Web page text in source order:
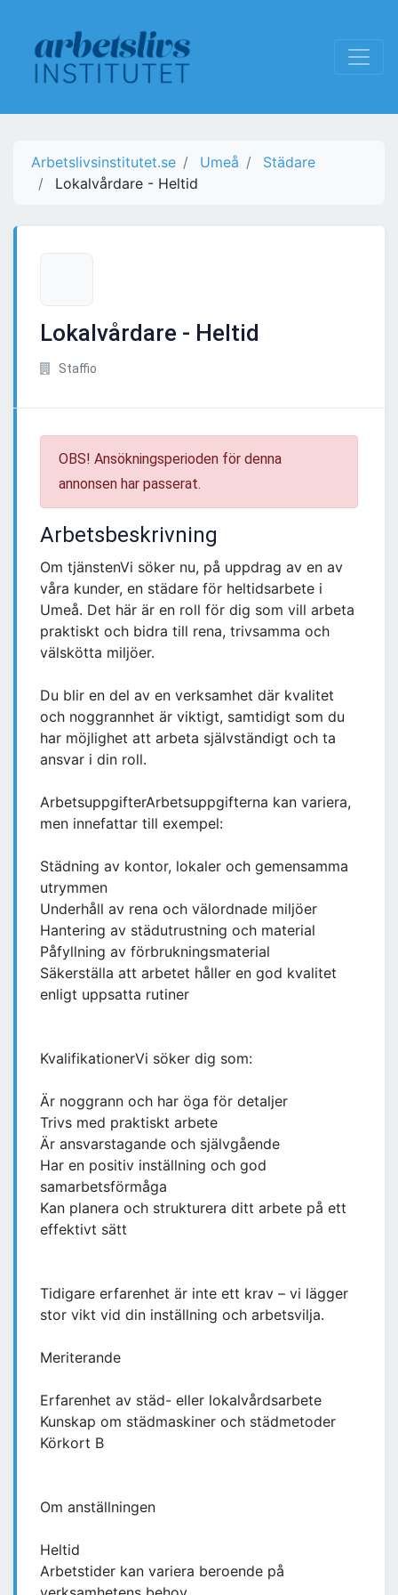
Arbetslivsinstitutet.se Umeå
Städare
Lokalvårdare - Heltid
Lokalvårdare - Heltid
Staffio
OBS! Ansökningsperioden för denna
annonsen har passerat.
Arbetsbeskrivning
Om tjänstenVi söker nu, på uppdrag av en av
våra kunder, en städare för heltidsarbete i
Umeå. Det här är en roll för dig som vill arbeta
praktiskt och bidra till rena, trivsamma och
välskötta miljöer.
Du blir en del av en verksamhet där kvalitet
och noggrannhet är viktigt, samtidigt som du
har möjlighet att arbeta självständigt och ta
ansvar i din roll.
ArbetsuppgifterArbetsuppgifterna kan variera,
men innefattar till exempel:
Städning av kontor, lokaler och gemensamma
utrymmen
Underhåll av rena och välordnade miljöer
Hantering av städutrustning och material
Påfyllning av förbrukningsmaterial
Säkerställa att arbetet håller en god kvalitet
enligt uppsatta rutiner
KvalifikationerVi söker dig som:
Är noggrann och har öga för detaljer
Trivs med praktiskt arbete
Är ansvarstagande och självgående
Har en positiv inställning och god
samarbetsförmåga
Kan planera och strukturera ditt arbete på ett
effektivt sätt
Tidigare erfarenhet är inte ett krav – vi lägger
stor vikt vid din inställning och arbetsvilja.
Meriterande
Erfarenhet av städ- eller lokalvårdsarbete
Kunskap om städmaskiner och städmetoder
Körkort B
Om anställningen
Heltid
Arbetstider kan variera beroende på